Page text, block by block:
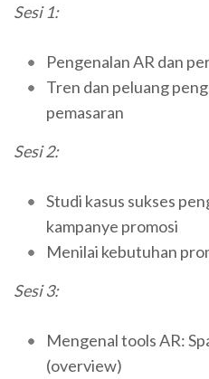
Sesi 1:
Pengenalan AR dan
Tren dan peluang
pemasaran
Sesi 2:
Studi kasus sukses
kampanye promosi
Menilai kebutuhan
Sesi 3:
Mengenal tools AR:
(overview)